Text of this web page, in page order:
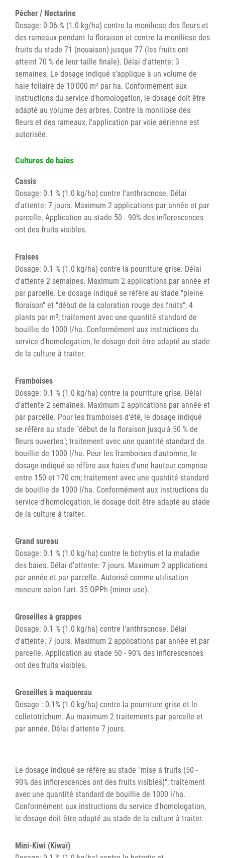
Pêcher / Nectarine
Dosage: 0.06 % (1.0 kg/ha) contre la moniliose des fleurs et
des rameaux pendant la floraison et contre la moniliose des
fruits du stade 71 (nouaison) jusque 77 (les fruits ont
atteint 70 % de leur taille finale). Délai d'attente: 3
semaines. Le dosage indiqué s'applique à un volume de
haie foliaire de 10'000 m³ par ha. Conformément aux
instructions du service d'homologation, le dosage doit être
adapté au volume des arbres. Contre la moniliose des
fleurs et des rameaux, l'application par voie aérienne est
autorisée.
Cultures de baies
Cassis
Dosage: 0.1 % (1.0 kg/ha) contre l'anthracnose. Délai
d'attente: 7 jours. Maximum 2 applications par année et par
parcelle. Application au stade 50 - 90% des inflorescences
ont des fruits visibles.
Fraises
Dosage: 0.1 % (1.0 kg/ha) contre la pourriture grise. Délai
d'attente 2 semaines. Maximum 2 applications par année et
par parcelle. Le dosage indiqué se réfère au stade "pleine
floraison" et "début de la coloration rouge des fruits", 4
plants par m²; traitement avec une quantité standard de
bouillie de 1000 l/ha. Conformément aux instructions du
service d'homologation, le dosage doit être adapté au stade
de la culture à traiter.
Framboises
Dosage: 0.1 % (1.0 kg/ha) contre la pourriture grise. Délai
d'attente 2 semaines. Maximum 2 applications par année et
par parcelle. Pour les framboises d'été, le dosage indiqué
se réfère au stade "début de la floraison jusqu'à 50 % de
fleurs ouvertes"; traitement avec une quantité standard de
bouillie de 1000 l/ha. Pour les framboises d'automne, le
dosage indiqué se réfère aux haies d'une hauteur comprise
entre 150 et 170 cm; traitement avec une quantité standard
de bouillie de 1000 l/ha. Conformément aux instructions du
service d'homologation, le dosage doit être adapté au stade
de la culture à traiter.
Grand sureau
Dosage: 0.1 % (1.0 kg/ha) contre le botrytis et la maladie
des baies. Délai d'attente: 7 jours. Maximum 2 applications
par année et par parcelle. Autorisé comme utilisation
mineure selon l'art. 35 OPPh (minor use).
Groseilles à grappes
Dosage: 0.1 % (1.0 kg/ha) contre l'anthracnose. Délai
d'attente: 7 jours. Maximum 2 applications par année et par
parcelle. Application au stade 50 - 90% des inflorescences
ont des fruits visibles.
Groseilles à maquereau
Dosage : 0.1% (1.0 kg/ha) contre la pourriture grise et le
colletotrichum. Au maximum 2 traitements par parcelle et
par année. Délai d'attente 7 jours.
Le dosage indiqué se réfère au stade "mise à fruits (50 -
90% des inflorescences ont des fruits visibles)"; traitement
avec une quantité standard de bouillie de 1000 l/ha.
Conformément aux instructions du service d'homologation,
le dosage doit être adapté au stade de la culture à traiter.
Mini-Kiwi (Kiwaï)